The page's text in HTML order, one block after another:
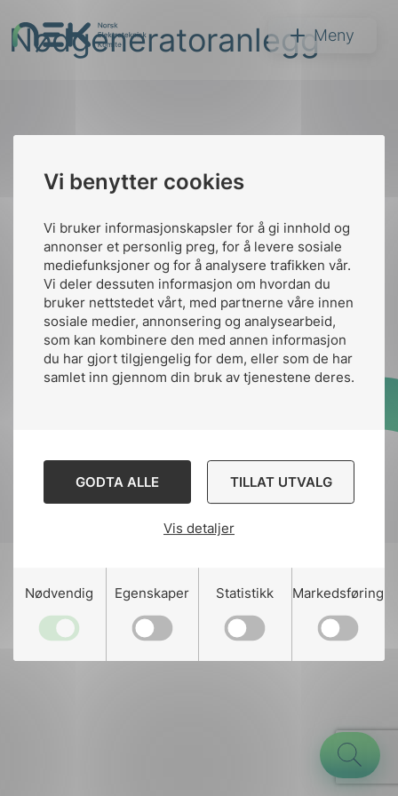
Vi benytter cookies
Vi bruker informasjonskapsler for å gi innhold og
annonser et personlig preg, for å levere sosiale
mediefunksjoner og for å analysere trafikken vår.
Vi deler dessuten informasjon om hvordan du
bruker nettstedet vårt, med partnerne våre innen
sosiale medier, annonsering og analysearbeid,
som kan kombinere den med annen informasjon
du har gjort tilgjengelig for dem, eller som de har
samlet inn gjennom din bruk av tjenestene deres.
GODTA ALLE TILLAT UTVALG
Vis detaljer
Nødvendig Egenskaper Statistikk Markedsføring
til
innhold
NEK Meny
Søk
Nødgeneratoranlegg
Kontakt oss
Ansatte
nek@nek.no
Kontakt
Bruk av Cookies